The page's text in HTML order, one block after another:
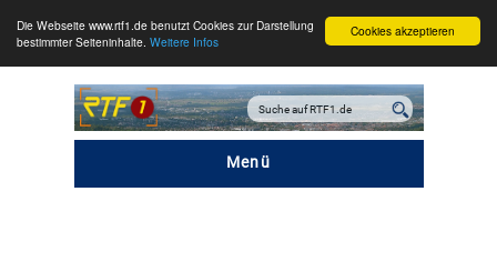
Cookies akzeptieren
Die Webseite www.rtf1.de benutzt Cookies zur Darstellung
bestimmter Seiteninhalte. Weitere Infos
Menü